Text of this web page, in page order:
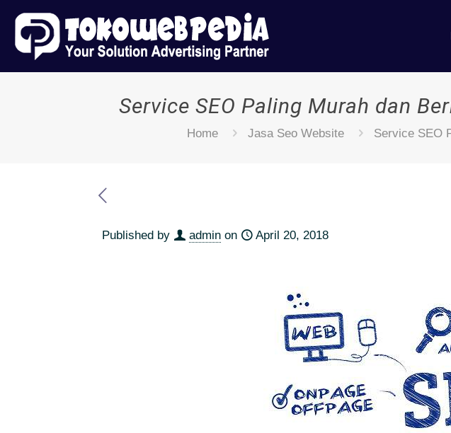
Service SEO Paling Murah dan
Home Jasa Seo Website Service SEO
Published by admin on April 20, 2018